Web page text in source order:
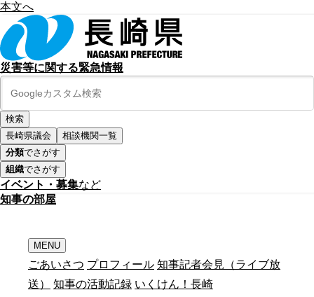
本文へ
災害等に関する緊急情報
長崎県議会
相談機関一覧
分類でさがす
組織でさがす
イベント・募集など
知事の部屋
MENU
ごあいさつ プロフィール 知事記者会見（ライブ放
送）
知事の活動記録 いくけん！長崎